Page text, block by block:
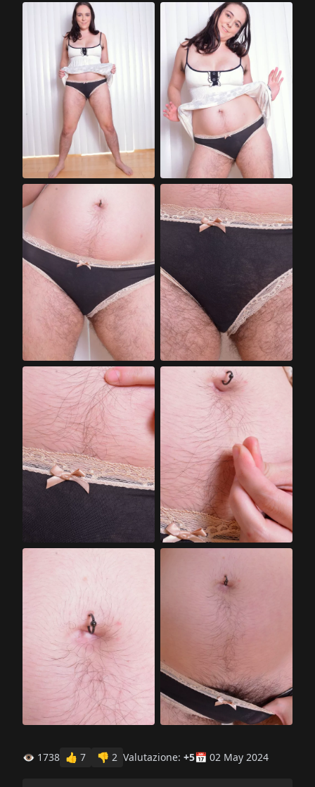
👁 1738 👍 7 👎 2 Valutazione: +5📅 02 May 2024